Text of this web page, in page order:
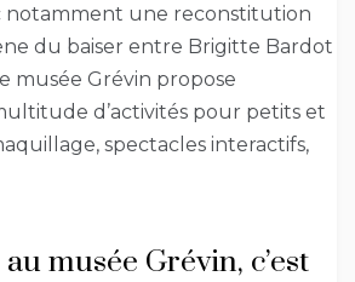
notamment une reconstitution
du baiser entre Brigitte Bardot
musée Grévin propose
d’activités pour petits et
spectacles interactifs,
musée Grévin, c’est